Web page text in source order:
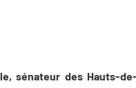
sénateur des Hauts-